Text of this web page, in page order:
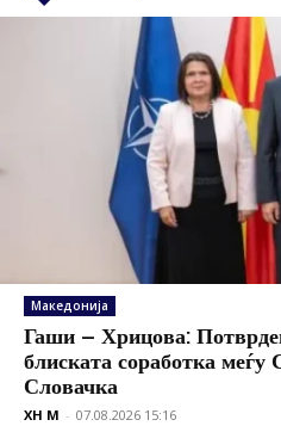
Македонија
Гаши – Хрицова:
блиската соработка
Словачка
XH M - 07.08.2026 15:16